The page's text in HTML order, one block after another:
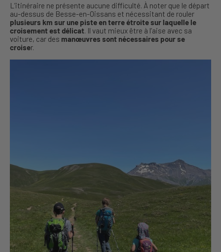
L’itinéraire ne présente aucune difficulté. À noter que le départ
au-dessus de Besse-en-Oissans et nécessitant de rouler
plusieurs km sur une piste en terre étroite sur laquelle le
croisement est délicat. Il vaut mieux être à l’aise avec sa
voiture, car des manœuvres sont nécessaires pour se
croiser.